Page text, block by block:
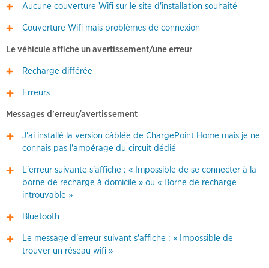
Aucune couverture Wifi sur le site d'installation souhaité
Couverture Wifi mais problèmes de connexion
Le véhicule affiche un avertissement/une erreur
Recharge différée
Erreurs
Messages d'erreur/avertissement
J'ai installé la version câblée de ChargePoint Home mais je ne
connais pas l'ampérage du circuit dédié
L'erreur suivante s'affiche : « Impossible de se connecter à la
borne de recharge à domicile » ou « Borne de recharge
introuvable »
Bluetooth
Le message d'erreur suivant s'affiche : « Impossible de
trouver un réseau wifi »